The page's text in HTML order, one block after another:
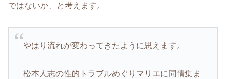
ではないか、と考えます。
やはり流れが変わってきたように思えます。
松本人志の性的トラブルめぐりマリエに同情集ま